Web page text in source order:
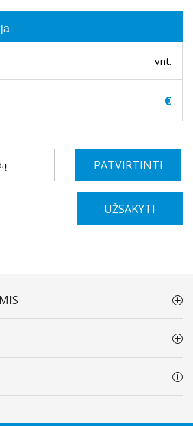
vnt.
€
PATVIRTINTI
UŽSAKYTI